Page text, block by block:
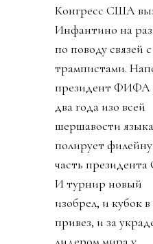
Конгресс США
Инфантино на
по поводу связей с
трампистами.
президент ФИФА
два года изо всей
шершавости языка
полирует
часть
И турнир новый
изобрел, и кубок
привез, и за